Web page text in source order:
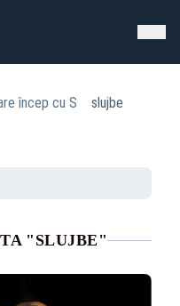
încep cu S slujbe
"SLUJBE"